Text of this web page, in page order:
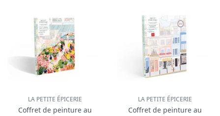
LA PETITE ÉPICERIE
Coffret de peinture au
LA PETITE ÉPICERIE
Coffret de peinture au